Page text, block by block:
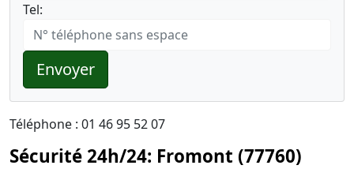
Tel:
Envoyer
Téléphone : 01 46 95 52 07
Sécurité 24h/24: Fromont (77760)